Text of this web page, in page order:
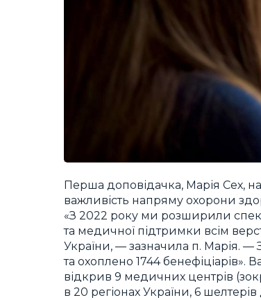
Перша доповідачка, Марія Сех,
важливість напряму охорони
«З 2022 року ми розширили
та медичної підтримки всім
України, — зазначила п. Марія. —
та охоплено 1744 бенефіціарів».
відкрив 9 медичних центрів
в 20 регіонах України, 6